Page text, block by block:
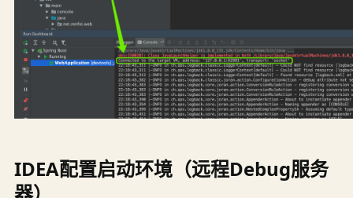
IDEA配置启动环境（远程Debug服务
器）